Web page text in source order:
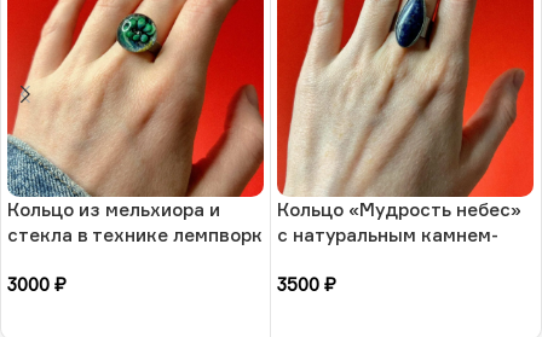
Кольцо из мельхиора и
стекла в технике лемпворк
3000 ₽
Кольцо «Мудрость небес»
с натуральным камнем-
3500 ₽